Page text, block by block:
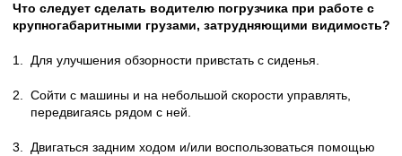
Что следует сделать водителю погрузчика при работе с
крупногабаритными грузами, затрудняющими видимость?
1. Для улучшения обзорности привстать с сиденья.
2.
Сойти с машины и на небольшой скорости управлять,
передвигаясь рядом с ней.
3.
Двигаться задним ходом и/или воспользоваться помощью